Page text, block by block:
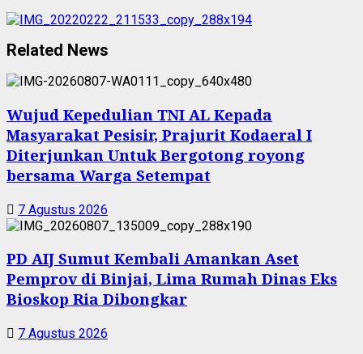
Related News
Wujud Kepedulian TNI AL Kepada
Masyarakat Pesisir, Prajurit Kodaeral I
Diterjunkan Untuk Bergotong royong
bersama Warga Setempat
7 Agustus 2026
PD AIJ Sumut Kembali Amankan Aset
Pemprov di Binjai, Lima Rumah Dinas Eks
Bioskop Ria Dibongkar
7 Agustus 2026